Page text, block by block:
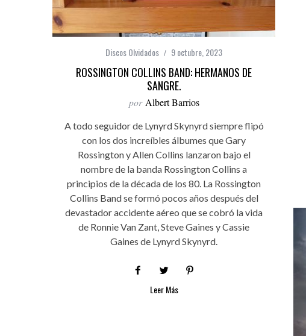
Discos Olvidados 9 octubre, 2023
ROSSINGTON COLLINS BAND: HERMANOS DE
SANGRE.
por Albert Barrios
A todo seguidor de Lynyrd Skynyrd siempre flipó
con los dos increíbles álbumes que Gary
Rossington y Allen Collins lanzaron bajo el
nombre de la banda Rossington Collins a
principios de la década de los 80. La Rossington
Collins Band se formó pocos años después del
devastador accidente aéreo que se cobró la vida
de Ronnie Van Zant, Steve Gaines y Cassie
Gaines de Lynyrd Skynyrd.
Leer Más